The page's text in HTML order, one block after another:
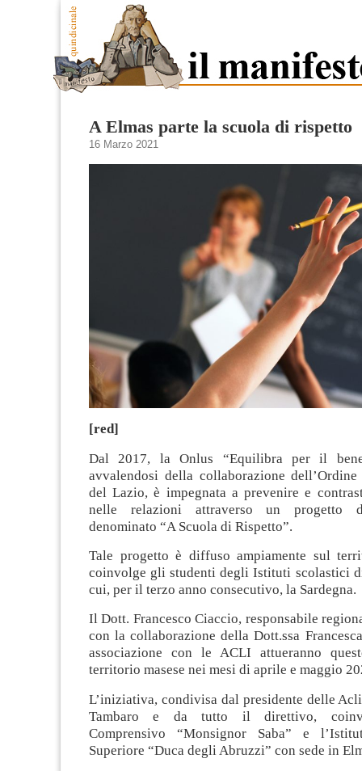
A Elmas parte la scuola di rispetto
16 Marzo 2021
[red]
Dal 2017, la Onlus “Equilibra per il
avvalendosi della collaborazione
del Lazio, è impegnata a prevenire e
nelle relazioni attraverso un progetto
denominato “A Scuola di Rispetto”.
Tale progetto è diffuso ampiamente sul
coinvolge gli studenti degli Istituti scolastici
cui, per il terzo anno consecutivo, la Sardegna.
Il Dott. Francesco Ciaccio, responsabile
con la collaborazione della Dott.ssa
associazione con le ACLI attueranno
territorio masese nei mesi di aprile e maggio
L’iniziativa, condivisa dal presidente delle
Tambaro e da tutto il direttivo,
Comprensivo “Monsignor Saba” e
Superiore “Duca degli Abruzzi” con sede in